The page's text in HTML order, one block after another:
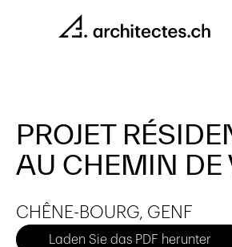
PROJET
AU CHEMIN DE
CHÊNE-BOURG, GENF
Laden Sie das PDF herunter